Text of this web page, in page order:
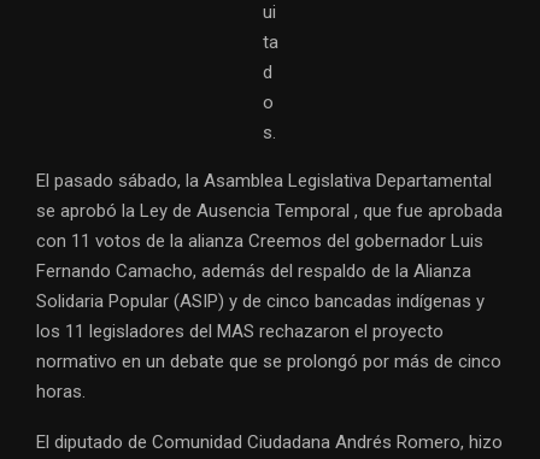
ui
ta
d
o
s.
El pasado sábado, la Asamblea Legislativa Departamental
se aprobó la Ley de Ausencia Temporal , que fue aprobada
con 11 votos de la alianza Creemos del gobernador Luis
Fernando Camacho, además del respaldo de la Alianza
Solidaria Popular (ASIP) y de cinco bancadas indígenas y
los 11 legisladores del MAS rechazaron el proyecto
normativo en un debate que se prolongó por más de cinco
horas.
El diputado de Comunidad Ciudadana Andrés Romero, hizo